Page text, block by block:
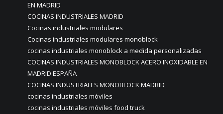
EN MADRID
COCINAS INDUSTRIALES MADRID
Cocinas industriales modulares
Cocinas industriales modulares monoblock
cocinas industriales monoblock a medida personalizadas
COCINAS INDUSTRIALES MONOBLOCK ACERO INOXIDABLE EN
MADRID ESPAÑA
COCINAS INDUSTRIALES MONOBLOCK MADRID
cocinas industriales móviles
cocinas industriales móviles food truck